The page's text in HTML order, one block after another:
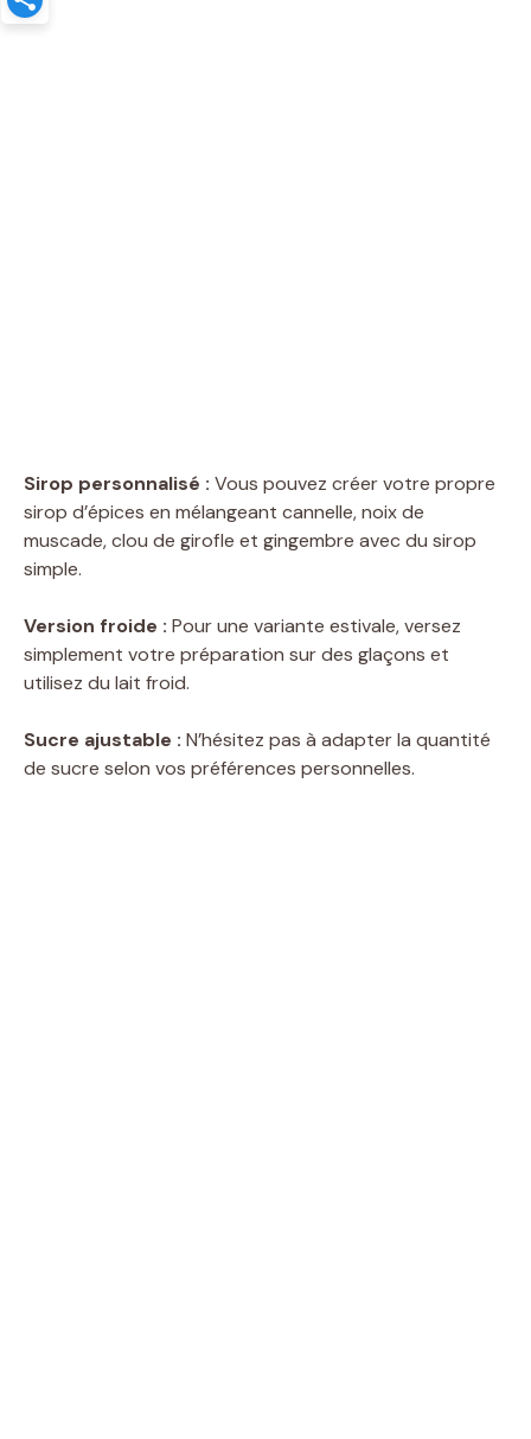
Sirop personnalisé : Vous pouvez créer votre propre
sirop d’épices en mélangeant cannelle, noix de
muscade, clou de girofle et gingembre avec du sirop
simple.
Version froide : Pour une variante estivale, versez
simplement votre préparation sur des glaçons et
utilisez du lait froid.
Sucre ajustable : N’hésitez pas à adapter la quantité
de sucre selon vos préférences personnelles.